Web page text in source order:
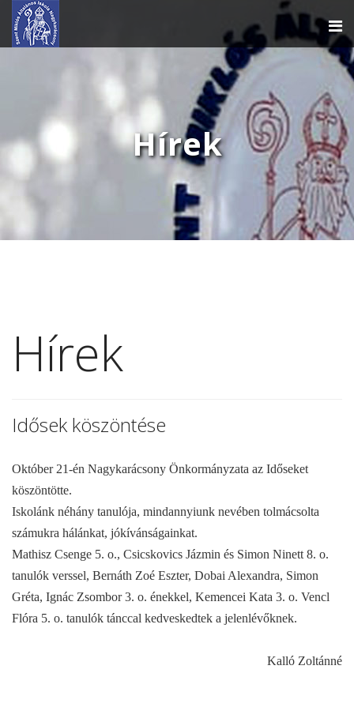
Hírek
Hírek
Idősek köszöntése
Október 21-én Nagykarácsony Önkormányzata az Időseket
köszöntötte.
Iskolánk néhány tanulója, mindannyiunk nevében tolmácsolta
számukra hálánkat, jókívánságainkat.
Mathisz Csenge 5. o., Csicskovics Jázmin és Simon Ninett 8. o.
tanulók verssel, Bernáth Zoé Eszter, Dobai Alexandra, Simon
Gréta, Ignác Zsombor 3. o. énekkel, Kemencei Kata 3. o. Vencl
Flóra 5. o. tanulók tánccal kedveskedtek a jelenlévőknek.
Kalló Zoltánné